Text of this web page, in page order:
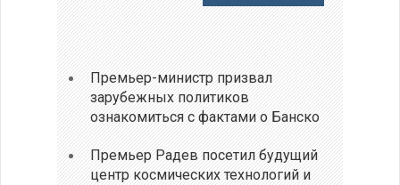
Премьер-министр призвал
зарубежных политиков
ознакомиться с фактами о Банско
Премьер Радев посетил будущий
центр космических технологий и